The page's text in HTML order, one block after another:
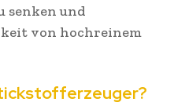
senken und
von hochreinem